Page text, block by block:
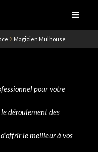
Magicien Mulhouse
pour votre
déroulement des
le meilleur à vos